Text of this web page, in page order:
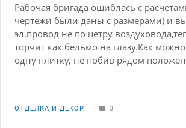
Рабочая бригада ошиблась с
чертежи были даны с размерами) и
эл.провод не по цетру
торчит как бельмо на глазу.Как
одну плитку, не побив рядом
ОТДЕЛКА И ДЕКОР 3